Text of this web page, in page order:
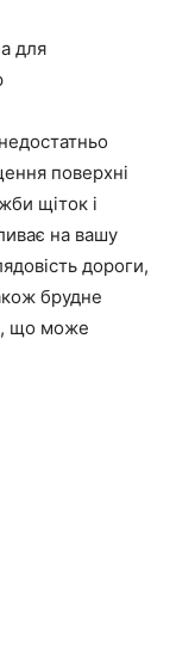
для
поверхні
щіток і
на вашу
дороги,
брудне
що може